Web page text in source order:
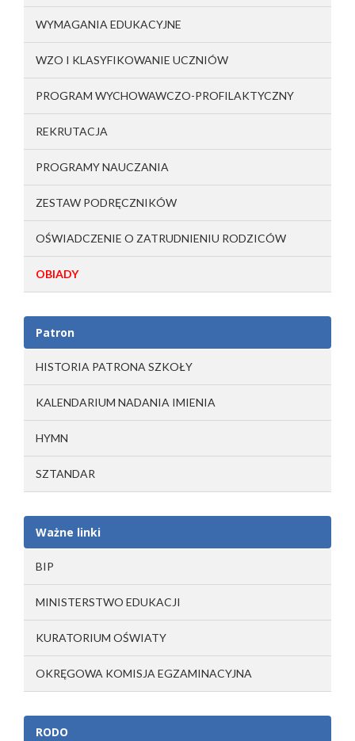
WYMAGANIA EDUKACYJNE
WZO I KLASYFIKOWANIE UCZNIÓW
PROGRAM WYCHOWAWCZO-PROFILAKTYCZNY
REKRUTACJA
PROGRAMY NAUCZANIA
ZESTAW PODRĘCZNIKÓW
OŚWIADCZENIE O ZATRUDNIENIU RODZICÓW
OBIADY
Patron
HISTORIA PATRONA SZKOŁY
KALENDARIUM NADANIA IMIENIA
HYMN
SZTANDAR
Ważne linki
BIP
MINISTERSTWO EDUKACJI
KURATORIUM OŚWIATY
OKRĘGOWA KOMISJA EGZAMINACYJNA
RODO